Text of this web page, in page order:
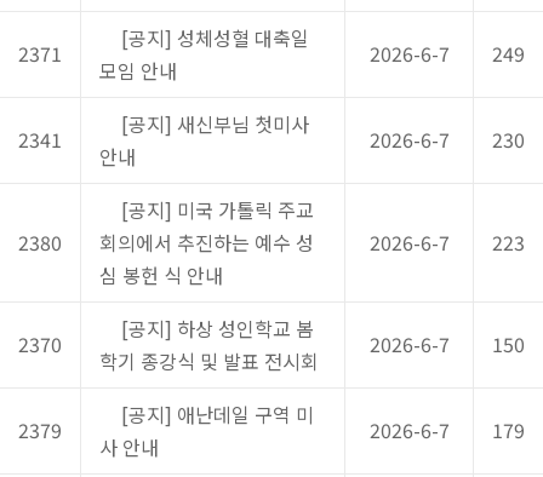
2371
[공지] 성체성혈 대축일
모임 안내
2026-6-7 249
2341
[공지] 새신부님 첫미사
안내
2026-6-7 230
2380
[공지] 미국 가톨릭 주교
회의에서 추진하는 예수 성
심 봉헌 식 안내
2026-6-7 223
2370
[공지] 하상 성인학교 봄
학기 종강식 및 발표 전시회
2026-6-7 150
2379
[공지] 애난데일 구역 미
사 안내
2026-6-7 179